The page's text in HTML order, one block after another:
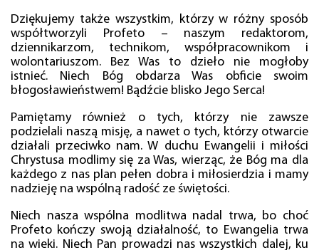
Dziękujemy także wszystkim, którzy w różny sposób
współtworzyli Profeto – naszym redaktorom,
dziennikarzom, technikom, współpracownikom i
wolontariuszom. Bez Was to dzieło nie mogłoby
istnieć. Niech Bóg obdarza Was obficie swoim
błogosławieństwem! Bądźcie blisko Jego Serca!
Pamiętamy również o tych, którzy nie zawsze
podzielali naszą misję, a nawet o tych, którzy otwarcie
działali przeciwko nam. W duchu Ewangelii i miłości
Chrystusa modlimy się za Was, wierząc, że Bóg ma dla
każdego z nas plan pełen dobra i miłosierdzia i mamy
nadzieję na wspólną radość ze świętości.
Niech nasza wspólna modlitwa nadal trwa, bo choć
Profeto kończy swoją działalność, to Ewangelia trwa
na wieki. Niech Pan prowadzi nas wszystkich dalej, ku